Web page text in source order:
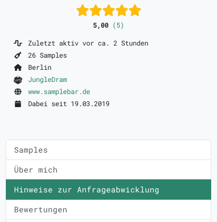
5,00 (5)
Zuletzt aktiv vor ca. 2 Stunden
26 Samples
Berlin
JungleDram
www.samplebar.de
Dabei seit 19.03.2019
Samples
Über mich
Hinweise zur Anfrageabwicklung
Bewertungen